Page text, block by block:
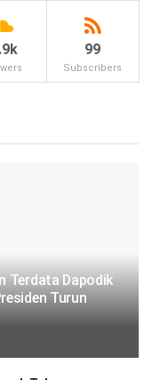
99
Subscribers
Terdata Dapodik
Turun